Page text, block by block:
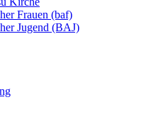
Frauen (baf)
Jugend (BAJ)